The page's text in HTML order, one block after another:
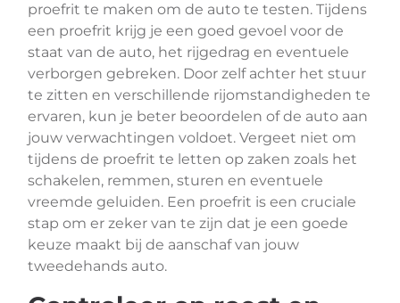
proefrit te maken om de auto te testen. Tijdens
een proefrit krijg je een goed gevoel voor de
staat van de auto, het rijgedrag en eventuele
verborgen gebreken. Door zelf achter het stuur
te zitten en verschillende rijomstandigheden te
ervaren, kun je beter beoordelen of de auto aan
jouw verwachtingen voldoet. Vergeet niet om
tijdens de proefrit te letten op zaken zoals het
schakelen, remmen, sturen en eventuele
vreemde geluiden. Een proefrit is een cruciale
stap om er zeker van te zijn dat je een goede
keuze maakt bij de aanschaf van jouw
tweedehands auto.